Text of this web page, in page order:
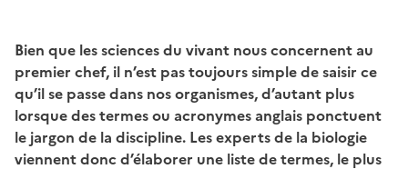
Bien que les sciences du vivant nous concernent au
premier chef, il n’est pas toujours simple de saisir ce
qu’il se passe dans nos organismes, d’autant plus
lorsque des termes ou acronymes anglais ponctuent
le jargon de la discipline. Les experts de la biologie
viennent donc d’élaborer une liste de termes, le plus